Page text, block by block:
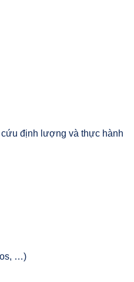
định lượng và thực hành
…)